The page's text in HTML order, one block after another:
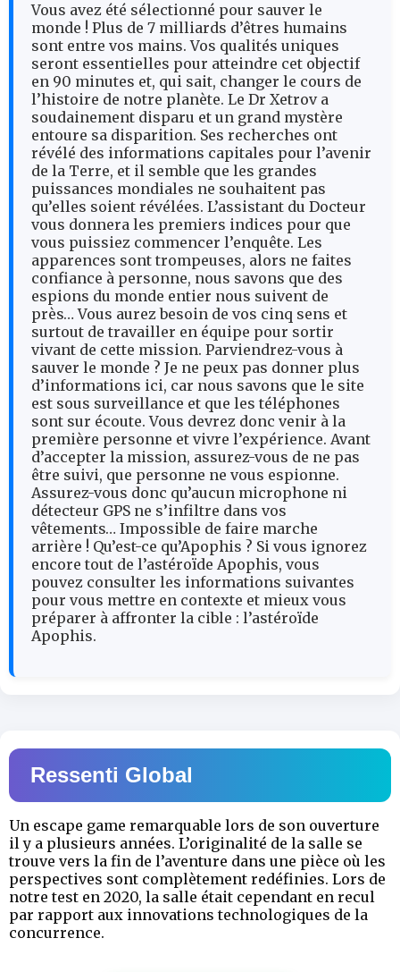
Vous avez été sélectionné pour sauver le
monde ! Plus de 7 milliards d’êtres humains
sont entre vos mains. Vos qualités uniques
seront essentielles pour atteindre cet objectif
en 90 minutes et, qui sait, changer le cours de
l’histoire de notre planète. Le Dr Xetrov a
soudainement disparu et un grand mystère
entoure sa disparition. Ses recherches ont
révélé des informations capitales pour l’avenir
de la Terre, et il semble que les grandes
puissances mondiales ne souhaitent pas
qu’elles soient révélées. L’assistant du Docteur
vous donnera les premiers indices pour que
vous puissiez commencer l’enquête. Les
apparences sont trompeuses, alors ne faites
confiance à personne, nous savons que des
espions du monde entier nous suivent de
près… Vous aurez besoin de vos cinq sens et
surtout de travailler en équipe pour sortir
vivant de cette mission. Parviendrez-vous à
sauver le monde ? Je ne peux pas donner plus
d’informations ici, car nous savons que le site
est sous surveillance et que les téléphones
sont sur écoute. Vous devrez donc venir à la
première personne et vivre l’expérience. Avant
d’accepter la mission, assurez-vous de ne pas
être suivi, que personne ne vous espionne.
Assurez-vous donc qu’aucun microphone ni
détecteur GPS ne s’infiltre dans vos
vêtements… Impossible de faire marche
arrière ! Qu’est-ce qu’Apophis ? Si vous ignorez
encore tout de l’astéroïde Apophis, vous
pouvez consulter les informations suivantes
pour vous mettre en contexte et mieux vous
préparer à affronter la cible : l’astéroïde
Apophis.
Ressenti Global
Un escape game remarquable lors de son ouverture
il y a plusieurs années. L’originalité de la salle se
trouve vers la fin de l’aventure dans une pièce où les
perspectives sont complètement redéfinies. Lors de
notre test en 2020, la salle était cependant en recul
par rapport aux innovations technologiques de la
concurrence.